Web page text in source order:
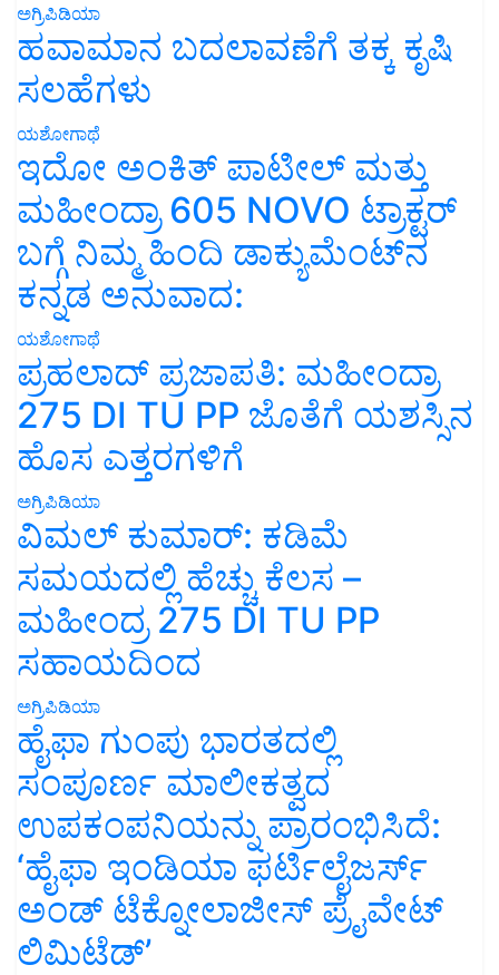
ಅಗ್ರಿಪಿಡಿಯಾ
ಹವಾಮಾನ ಬದಲಾವಣೆಗೆ ತಕ್ಕ ಕೃಷಿ
ಸಲಹೆಗಳು
ಯಶೋಗಾಥೆ
ಇದೋ ಅಂಕಿತ್ ಪಾಟೀಲ್ ಮತ್ತು
ಮಹೀಂದ್ರಾ 605 NOVO ಟ್ರಾಕ್ಟರ್
ಬಗ್ಗೆ ನಿಮ್ಮ ಹಿಂದಿ ಡಾಕ್ಯುಮೆಂಟ್‌ನ
ಕನ್ನಡ ಅನುವಾದ:
ಯಶೋಗಾಥೆ
ಪ್ರಹಲಾದ್ ಪ್ರಜಾಪತಿ: ಮಹೀಂದ್ರಾ
275 DI TU PP ಜೊತೆಗೆ ಯಶಸ್ಸಿನ
ಹೊಸ ಎತ್ತರಗಳಿಗೆ
ಅಗ್ರಿಪಿಡಿಯಾ
ವಿಮಲ್ ಕುಮಾರ್: ಕಡಿಮೆ
ಸಮಯದಲ್ಲಿ ಹೆಚ್ಚು ಕೆಲಸ –
ಮಹೀಂದ್ರ 275 DI TU PP
ಸಹಾಯದಿಂದ
ಅಗ್ರಿಪಿಡಿಯಾ
ಹೈಫಾ ಗುಂಪು ಭಾರತದಲ್ಲಿ
ಸಂಪೂರ್ಣ ಮಾಲೀಕತ್ವದ
ಉಪಕಂಪನಿಯನ್ನು ಪ್ರಾರಂಭಿಸಿದೆ:
‘ಹೈಫಾ ಇಂಡಿಯಾ ಫರ್ಟಿಲೈಜರ್ಸ್
ಅಂಡ್ ಟೆಕ್ನೋಲಾಜೀಸ್ ಪ್ರೈವೇಟ್
ಲಿಮಿಟೆಡ್’